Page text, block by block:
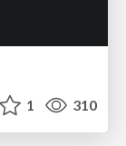
1 310